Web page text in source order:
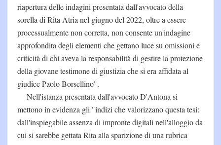
riapertura delle indagini presentata dall'avvocato della
sorella di Rita Atria nel giugno del 2022, oltre a essere
processualmente non corretta, non consente un'indagine
approfondita degli elementi che gettano luce su omissioni e
criticità di chi aveva la responsabilità di gestire la protezione
della giovane testimone di giustizia che si era affidata al
giudice Paolo Borsellino".
Nell'istanza presentata dall'avvocato D'Antona si
mettono in evidenza gli "indizi che valorizzano questa tesi:
dall'inspiegabile assenza di impronte digitali nell'alloggio da
cui si sarebbe gettata Rita alla sparizione di una rubrica